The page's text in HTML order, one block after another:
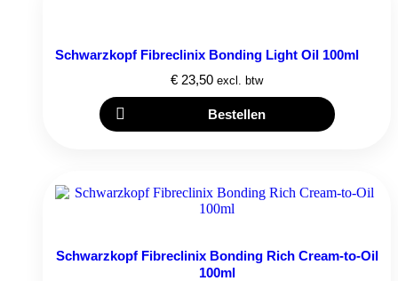
Schwarzkopf Fibreclinix Bonding Light Oil 100ml
€ 23,50 excl. btw
Bestellen
Schwarzkopf Fibreclinix Bonding Rich Cream-to-Oil
100ml